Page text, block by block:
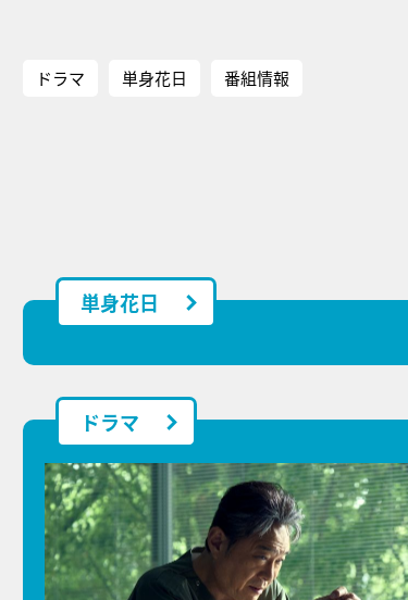
ドラマ 単身花日 番組情報
単身花日
ドラマ